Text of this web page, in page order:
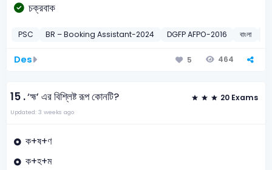
চক্রবাক
PSC BR – Booking Assistant-2024 DGFP AFPO-2016 বাংলা
Des 5 464
15 .‘হ্ম’ এর বিশ্লিষ্ট রূপ কোনটি? 20 Exams
Updated: 3 weeks ago
ক+ষ+ণ
ক+হ+ম